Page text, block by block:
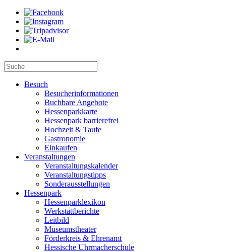
Besuch
Besucherinformationen
Buchbare Angebote
Hessenparkkarte
Hessenpark barrierefrei
Hochzeit & Taufe
Gastronomie
Einkaufen
Veranstaltungen
Veranstaltungskalender
Veranstaltungstipps
Sonderausstellungen
Hessenpark
Hessenparklexikon
Werkstattberichte
Leitbild
Museumstheater
Förderkreis & Ehrenamt
Hessische Uhrmacherschule